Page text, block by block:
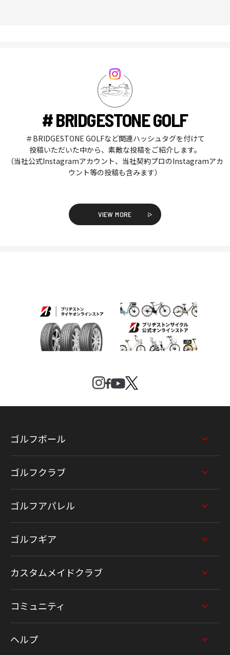
# BRIDGESTONE GOLF
＃BRIDGESTONE GOLFなど関連ハッシュタグを付けて
投稿いただいた中から、素敵な投稿をご紹介します。
（当社公式Instagramアカウント、当社契約プロのInstagramアカ
ウント等の投稿も含みます）
VIEW MORE
ゴルフボール
ゴルフクラブ
ゴルフアパレル
ゴルフギア
カスタムメイドクラブ
コミュニティ
ヘルプ